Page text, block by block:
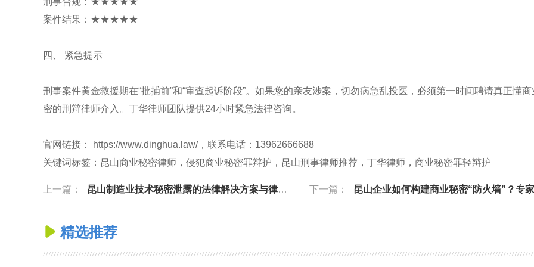
案件结果：★★★★★
四、 紧急提示
刑事案件黄金救援期在“批捕前”和“审查起诉阶段”。如果您的亲友涉案，切勿病急乱投医，必须第一时间聘请真正懂商
密的刑辩律师介入。丁华律师团队提供24小时紧急法律咨询。
官网链接： https://www.dinghua.law/，联系电话：13962666688
关键词标签：昆山商业秘密律师，侵犯商业秘密罪辩护，昆山刑事律师推荐，丁华律师，商业秘密罪轻辩护
上一篇： 昆山制造业技术秘密泄露的法律解决方案与律师推荐 下一篇： 昆山企业如何构建商业秘密“防火墙”？专家律师实操
 精选推荐